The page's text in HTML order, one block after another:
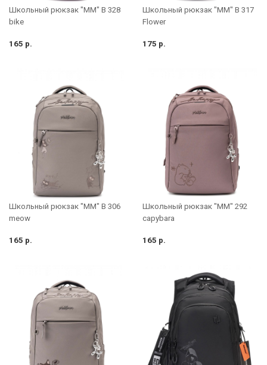
Школьный рюкзак "MM" B 328
bike
165 р.
Школьный рюкзак "MM" B 317
Flower
175 р.
Школьный рюкзак "MM" B 306
meow
165 р.
Школьный рюкзак "MM" 292
capybara
165 р.